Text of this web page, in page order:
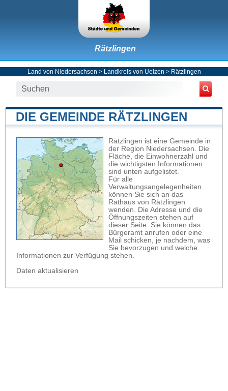
Rätzlingen
Land von Niedersachsen > Landkreis von Uelzen > Rätzlingen
DIE GEMEINDE RÄTZLINGEN
Rätzlingen ist eine Gemeinde in
der Region Niedersachsen. Die
Fläche, die Einwohnerzahl und
die wichtigsten Informationen
sind unten aufgelistet.
Für alle
Verwaltungsangelegenheiten
können Sie sich an das
Rathaus von Rätzlingen
wenden. Die Adresse und die
Öffnungszeiten stehen auf
dieser Seite. Sie können das
Bürgeramt anrufen oder eine
Mail schicken, je nachdem, was
Sie bevorzugen und welche
Informationen zur Verfügung stehen.
Daten aktualisieren